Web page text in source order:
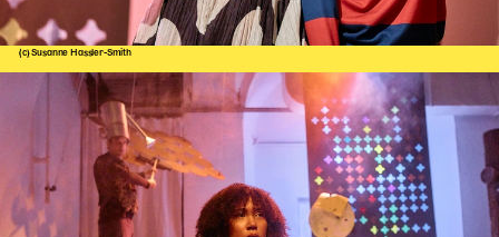
(c) Susanne Hassler-Smith